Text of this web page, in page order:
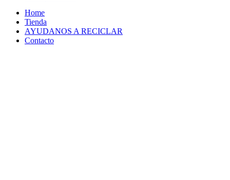
Home
Tienda
AYUDANOS A RECICLAR
Contacto